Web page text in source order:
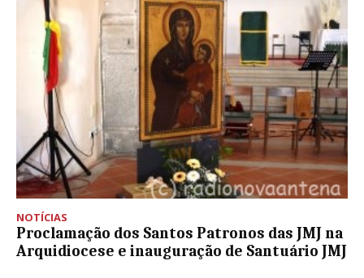
NOTÍCIAS
Proclamação dos Santos Patronos das JMJ na
Arquidiocese e inauguração de Santuário JMJ